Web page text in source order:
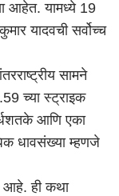
आहेत. यामध्ये 19
यादवची सर्वोच्च
सामने
च्या स्ट्राइक
आणि एका
धावसंख्या म्हणजे
आहे. ही कथा